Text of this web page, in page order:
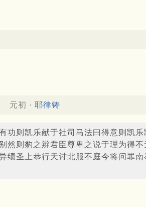
元初 · 耶律铸
功则凯乐献于社司马法曰得意则凯
然则豹之辨君臣尊卑之说于理为得
绩圣上恭行天讨北服不庭今将问罪